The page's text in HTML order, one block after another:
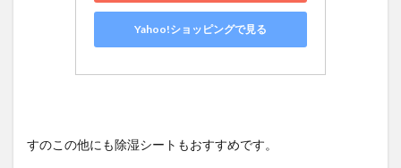
Yahoo!ショッピングで見る
すのこの他にも除湿シートもおすすめです。